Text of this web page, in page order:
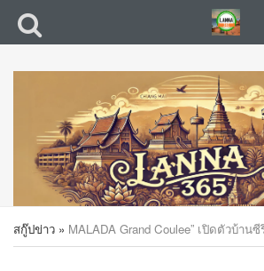
สกู๊ปข่าว » MALADA Grand Coulee” เปิดตัวบ้าน